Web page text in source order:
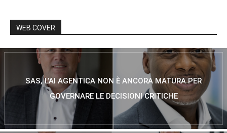
WEB COVER
SAS, L’AI AGENTICA NON È ANCORA MATURA PER
GOVERNARE LE DECISIONI CRITICHE